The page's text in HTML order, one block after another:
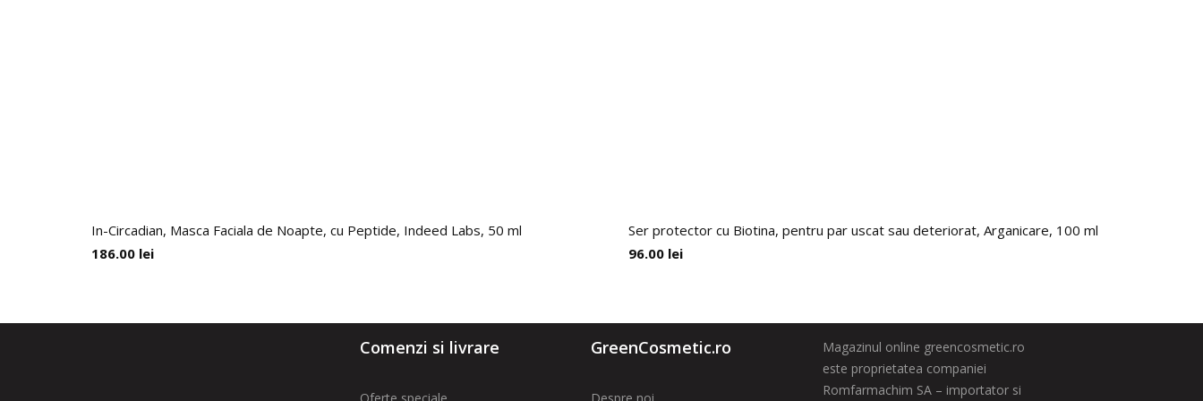
In-Circadian, Masca Faciala de Noapte, cu Peptide, Indeed Labs, 50 ml
186.00 lei
Ser protector cu Biotina, pentru par uscat sau deteriorat, Arganicare, 100 ml
96.00 lei
Comenzi si livrare GreenCosmetic.ro
Magazinul online greencosmetic.ro
este proprietatea companiei
Romfarmachim SA – importator si